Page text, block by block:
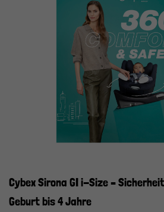
Cybex Sirona GI i-Size –
Geburt bis 4 Jahre